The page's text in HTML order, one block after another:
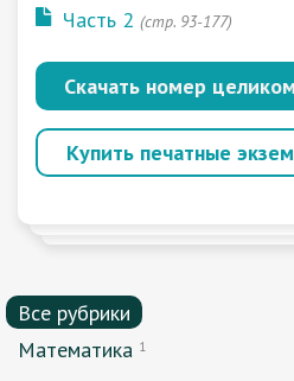
Часть 2 (стр. 93-177)
Скачать номер целиком
Купить печатные
Все рубрики
Математика 1